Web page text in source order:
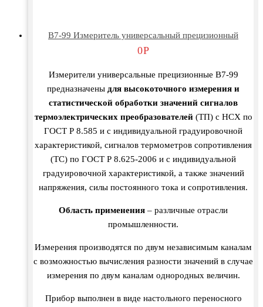
В7-99 Измеритель универсальный прецизионный
0Р
Измерители универсальные прецизионные В7-99
предназначены для высокоточного измерения и
статистической обработки значений сигналов
термоэлектрических преобразователей(ТП) с НСХ по
ГОСТ Р 8.585 и с индивидуальной градуировочной
характеристикой, сигналов термометров сопротивления
(ТС) по ГОСТ Р 8.625-2006 и с индивидуальной
градуировочной характеристикой, а также значений
напряжения, силы постоянного тока и сопротивления.
Область применения – различные отрасли
промышленности.
Измерения производятся по двум независимым каналам
с возможностью вычисления разности значений в случае
измерения по двум каналам однородных величин.
Прибор выполнен в виде настольного переносного